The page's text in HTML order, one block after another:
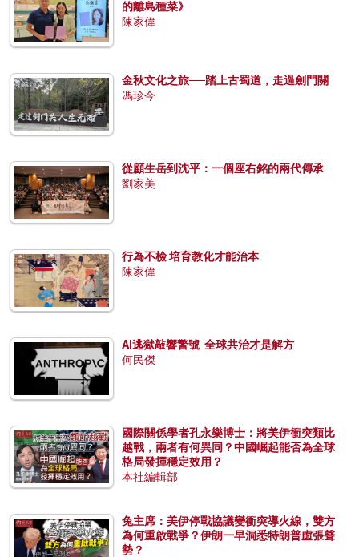
的離島種菜》
陳家偉
金秋文化之旅──踏上古蜀道，走過劍門關
馮珍今
從顧生岳到沈平：一個座右銘的兩代傳承
劉家美
行為不檢 培育教化才能治本
陳家偉
AI逃獄敲響警號 全球共治才是解方
何民傑
國際關係學者孔永樂博士：將美伊衝突類比
越戰，兩者有何異同？中國崛起能否為全球
格局發揮穩定效用？
本社編輯部
兔主席：美伊停戰協議變衝突導火線，雙方
為何重啟戰爭？伊朗一早洞悉特朗普虛張聲
勢？